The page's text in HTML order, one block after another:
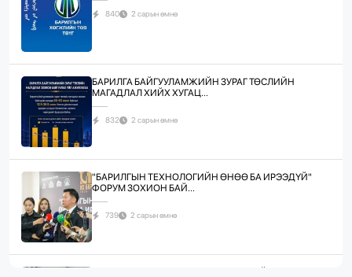
840 2 сарын өмнө
БАРИЛГА БАЙГУУЛАМЖИЙН ЗУРАГ ТӨСЛИЙН
МАГАДЛАЛ ХИЙХ ХУГАЦ...
832 2 сарын өмнө
"БАРИЛГЫН ТЕХНОЛОГИЙН ӨНӨӨ БА ИРЭЭДҮЙ"
ФОРУМ ЗОХИОН БАЙ...
739 2 сарын өмнө